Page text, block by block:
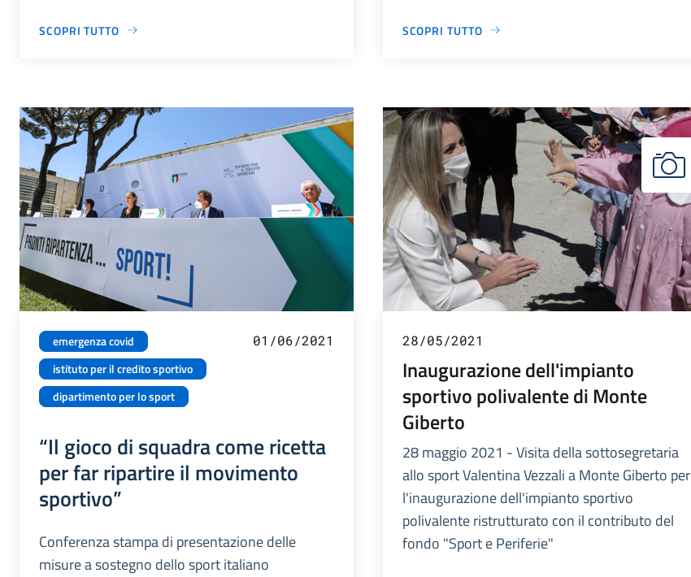
SCOPRI TUTTO SCOPRI TUTTO
emergenza covid
istituto per il credito sportivo
dipartimento per lo sport
01/06/2021
“Il gioco di squadra come ricetta
per far ripartire il movimento
sportivo”
Conferenza stampa di presentazione delle
misure a sostegno dello sport italiano
28/05/2021
Inaugurazione dell'impianto
sportivo polivalente di Monte
Giberto
28 maggio 2021 - Visita della sottosegretaria
allo sport Valentina Vezzali a Monte Giberto per
l'inaugurazione dell'impianto sportivo
polivalente ristrutturato con il contributo del
fondo "Sport e Periferie"